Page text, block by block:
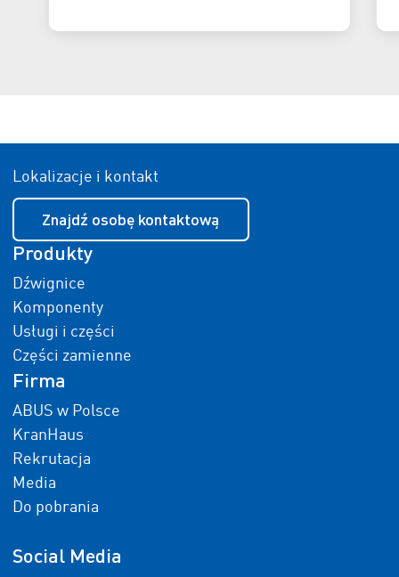
Lokalizacje i kontakt
Znajdź osobę kontaktową
Produkty
Dźwignice
Komponenty
Usługi i części
Części zamienne
Firma
ABUS w Polsce
KranHaus
Rekrutacja
Media
Do pobrania
Social Media